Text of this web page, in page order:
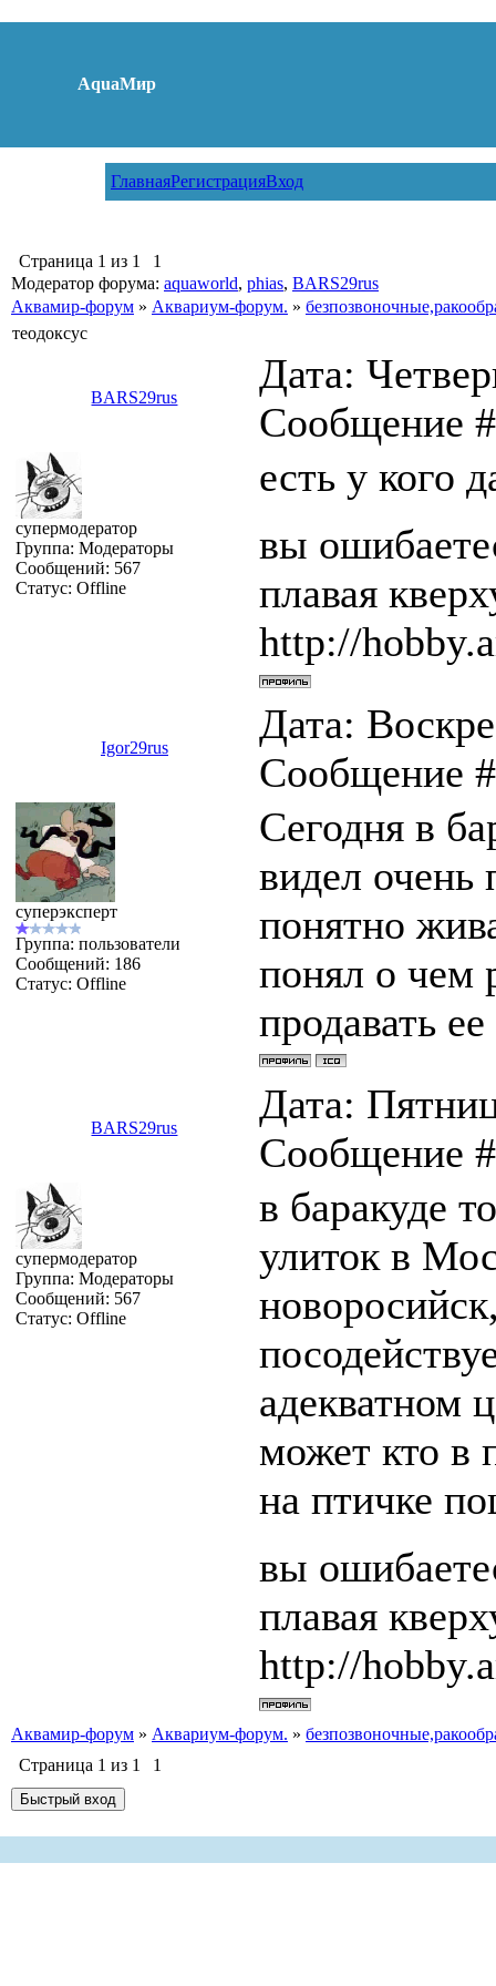
AquaМир
ГлавнаяРегистрацияВход
Страница 1 из 1
1
Модератор форума: aquaworld, phias, BARS29rus
Аквамир-форум » Аквариум-форум. »
теодоксус
BARS29rus
Дата:
Сообщение
супермодератор
Группа: Модераторы
Сообщений: 567
Статус: Offline
есть у кого
вы
плавая
http://
Igor29rus
Дата:
Сообщение
суперэксперт
Группа: пользователи
Сообщений: 186
Статус: Offline
Сегодня в
видел очень
понятно
понял о чем
продавать
BARS29rus
Дата:
Сообщение
супермодератор
Группа: Модераторы
Сообщений: 567
Статус: Offline
в баракуде
улиток в
адекватном
может кто в
на птичке
вы
плавая
http://
Аквамир-форум » Аквариум-форум. »
Страница 1 из 1 1